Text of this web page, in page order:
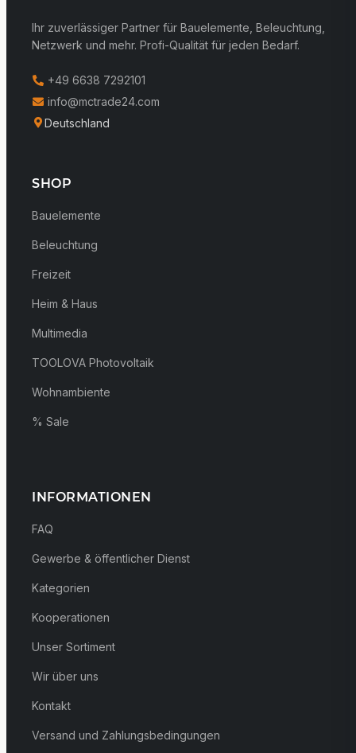
Ihr zuverlässiger Partner für Bauelemente, Beleuchtung,
Netzwerk und mehr. Profi-Qualität für jeden Bedarf.
+49 6638 7292101
info@mctrade24.com
Deutschland
SHOP
Bauelemente
Beleuchtung
Freizeit
Heim & Haus
Multimedia
TOOLOVA Photovoltaik
Wohnambiente
% Sale
INFORMATIONEN
FAQ
Gewerbe & öffentlicher Dienst
Kategorien
Kooperationen
Unser Sortiment
Wir über uns
Kontakt
Versand und Zahlungsbedingungen